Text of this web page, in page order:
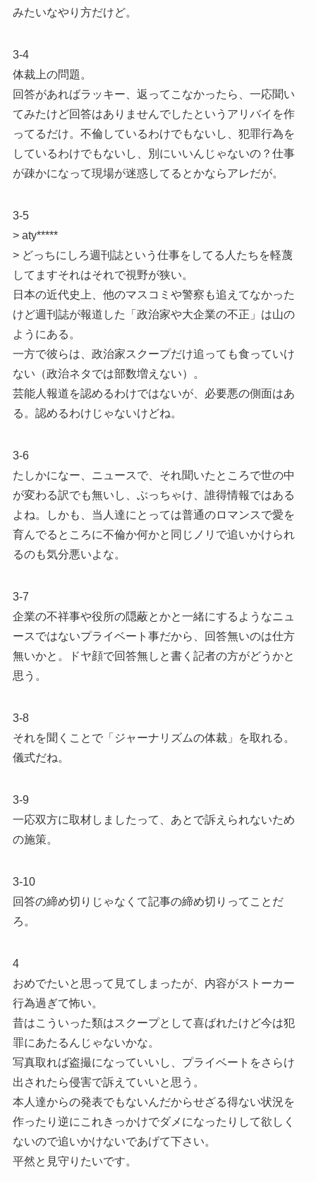
みたいなやり方だけど。
3-4
体裁上の問題。
回答があればラッキー、返ってこなかったら、一応聞い
てみたけど回答はありませんでしたというアリバイを作
ってるだけ。不倫しているわけでもないし、犯罪行為を
しているわけでもないし、別にいいんじゃないの？仕事
が疎かになって現場が迷惑してるとかならアレだが。
3-5
> aty*****
> どっちにしろ週刊誌という仕事をしてる人たちを軽蔑
してますそれはそれで視野が狭い。
日本の近代史上、他のマスコミや警察も追えてなかった
けど週刊誌が報道した「政治家や大企業の不正」は山の
ようにある。
一方で彼らは、政治家スクープだけ追っても食っていけ
ない（政治ネタでは部数増えない）。
芸能人報道を認めるわけではないが、必要悪の側面はあ
る。認めるわけじゃないけどね。
3-6
たしかになー、ニュースで、それ聞いたところで世の中
が変わる訳でも無いし、ぶっちゃけ、誰得情報ではある
よね。しかも、当人達にとっては普通のロマンスで愛を
育んでるところに不倫か何かと同じノリで追いかけられ
るのも気分悪いよな。
3-7
企業の不祥事や役所の隠蔽とかと一緒にするようなニュ
ースではないプライベート事だから、回答無いのは仕方
無いかと。ドヤ顔で回答無しと書く記者の方がどうかと
思う。
3-8
それを聞くことで「ジャーナリズムの体裁」を取れる。
儀式だね。
3-9
一応双方に取材しましたって、あとで訴えられないため
の施策。
3-10
回答の締め切りじゃなくて記事の締め切りってことだ
ろ。
4
おめでたいと思って見てしまったが、内容がストーカー
行為過ぎて怖い。
昔はこういった類はスクープとして喜ばれたけど今は犯
罪にあたるんじゃないかな。
写真取れば盗撮になっていいし、プライベートをさらけ
出されたら侵害で訴えていいと思う。
本人達からの発表でもないんだからせざる得ない状況を
作ったり逆にこれきっかけでダメになったりして欲しく
ないので追いかけないであげて下さい。
平然と見守りたいです。